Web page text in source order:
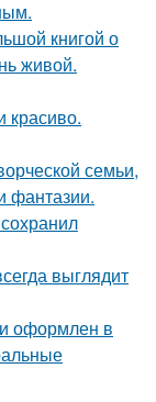
книгой о
живой.
красиво.
семьи,
фантазии.
выглядит
оформлен в